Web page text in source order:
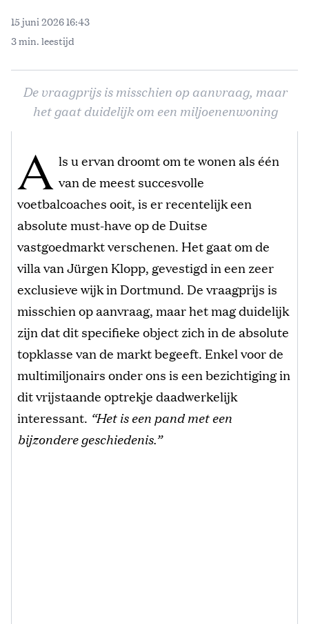
15 juni 2026 16:43
3 min. leestijd
De vraagprijs is misschien op aanvraag, maar
het gaat duidelijk om een miljoenenwoning
A ls u ervan droomt om te wonen als één
van de meest succesvolle
voetbalcoaches ooit, is er recentelijk een
absolute must-have op de Duitse
vastgoedmarkt verschenen. Het gaat om de
villa van Jürgen Klopp, gevestigd in een zeer
exclusieve wijk in Dortmund. De vraagprijs is
misschien op aanvraag, maar het mag duidelijk
zijn dat dit specifieke object zich in de absolute
topklasse van de markt begeeft. Enkel voor de
multimiljonairs onder ons is een bezichtiging in
dit vrijstaande optrekje daadwerkelijk
interessant. “Het is een pand met een
bijzondere geschiedenis.”